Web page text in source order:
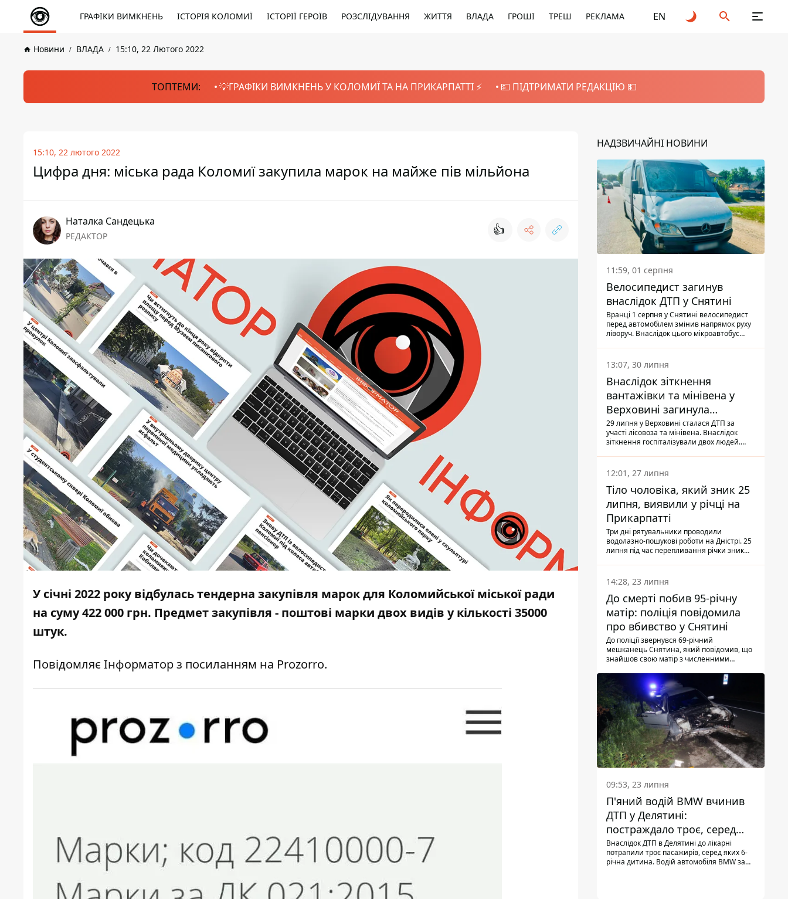
ГРАФІКИ ВИМКНЕНЬ ІСТОРІЯ КОЛОМИЇ ІСТОРІЇ ГЕРОЇВ РОЗСЛІДУВАННЯ ЖИТТЯ ВЛАДА ГРОШІ ТРЕШ РЕКЛАМА EN
Новини ВЛАДА 15:10, 22 Лютого 2022
ТОПТЕМИ: 💡ГРАФІКИ ВИМКНЕНЬ У КОЛОМИЇ ТА НА ПРИКАРПАТТІ ⚡️ 💵 ПІДТРИМАТИ РЕДАКЦІЮ 💵
15:10, 22 лютого 2022
Цифра дня: міська рада Коломиї закупила марок на майже пів мільйона
Наталка Сандецька
РЕДАКТОР 👍
У січні 2022 року відбулась тендерна закупівля марок для Коломийської міської ради
на суму 422 000 грн. Предмет закупівля - поштові марки двох видів у кількості 35000
штук.
Повідомляє Інформаторз посиланням на Prozorro.
НАДЗВИЧАЙНІ НОВИНИ
11:59, 01 серпня
Велосипедист загинув
внаслідок ДТП у Снятині
Вранці 1 серпня у Снятині велосипедист
перед автомобілем змінив напрямок руху
ліворуч. Внаслідок цього мікроавтобус
13:07, 30 липня
Внаслідок зіткнення
вантажівки та мінівена у
Верховині загинула
пасажирка, водійка - у
лікарні
29 липня у Верховині сталася ДТП за
участі лісовоза та мінівена. Внаслідок
зіткнення госпіталізували двох людей.
Також травми отримала водійка
автомобіля.
12:01, 27 липня
Тіло чоловіка, який зник 25
липня, виявили у річці на
Прикарпатті
Три дні рятувальники проводили
водолазно-пошукові роботи на Дністрі. 25
липня під час перепливання річки зник
виявили тіло.
14:28, 23 липня
До смерті побив 95-річну
матір: поліція повідомила
про вбивство у Снятині
До поліції звернувся 69-річний
мешканець Снятина, який повідомив, що
знайшов свою матір з численними
з'ясували правоохоронці, ці травми жінці
наніс її син.
09:53, 23 липня
П'яний водій BMW вчинив
ДТП у Делятині:
постраждало троє, серед
них - дитина
Внаслідок ДТП в Делятині до лікарні
потрапили троє пасажирів, серед яких 6-
річна дитина. Водій автомобіля BMW за